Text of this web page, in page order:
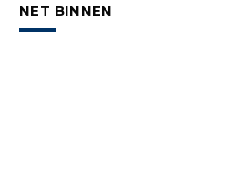
NET BINNEN